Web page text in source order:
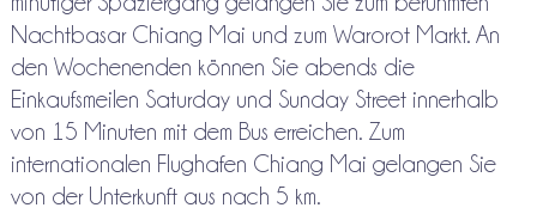
Nachtbasar Chiang Mai und zum Warorot Markt. An
den Wochenenden können Sie abends die
Einkaufsmeilen Saturday und Sunday Street innerhalb
von 15 Minuten mit dem Bus erreichen. Zum
internationalen Flughafen Chiang Mai gelangen Sie
von der Unterkunft aus nach 5 km.